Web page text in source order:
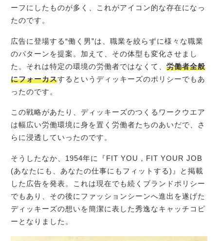
ーフにしたものが多く、これがアイコン的な存在になっ
たのです。
広告に登場する“働く男”は、職業を絞らずに様々な職業
のパターンを提案。加えて、その体型も変化させまし
た。それは特定の環境の労働者ではなくて、労働者全般
にフォーカスするというディッキーズのポリシーでもあ
ったのです。
この戦略があたり、ディッキーズのつくるワークウエア
は幅広い労働環境に身を置く労働者たちのあいだで、さ
らに浸透していったのです。
そうしたなか、1954年に『FIT YOU，FIT YOUR JOB
(あなたにも、あなたの仕事にもフィットする)』と掲載
した広告を発表。これは現在でも続くブランドポリシー
でもあり、その後にファッションシーンへ進出を遂げた
ディッキーズの想いを簡潔に表した秀逸なキャッチコピ
ーとなりました。